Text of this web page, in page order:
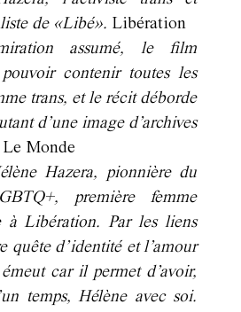
de «Libé». Libération
assumé, le film
contenir toutes les
trans, et le récit déborde
d’une image d’archives
Le Monde
Hazera, pionnière du
première femme
à Libération. Par les liens
quête d’identité et l’amour
car il permet d’avoir,
temps, Hélène avec soi.